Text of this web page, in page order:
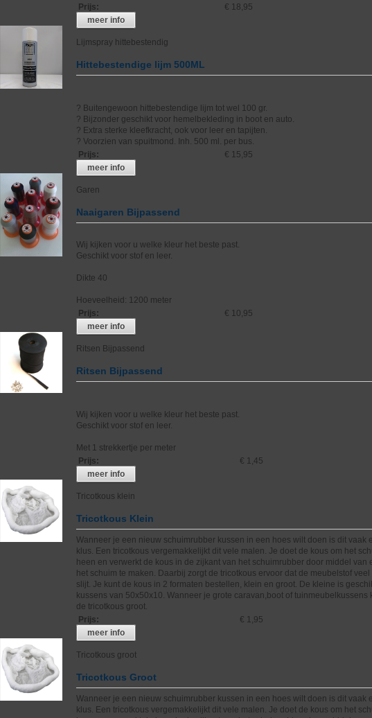
Prijs:
€ 18,95
meer info
Lijmspray hittebestendig
Hittebestendige lijm 500ML
? Buitengewoon hittebestendige lijm tot wel 100 gr.
? Bijzonder geschikt voor hemelbekleding in boot en auto.
? Extra sterke kleefkracht, ook voor leer en tapijten.
? Voorzien van spuitmond. Inh. 500 ml. per bus.
Prijs:
€ 15,95
meer info
Garen
Naaigaren Bijpassend
Wij kijken voor u welke kleur het beste past.
Geschikt voor stof en leer.
Dikte 40
Hoeveelheid: 1200 meter
Prijs:
€ 10,95
meer info
Ritsen Bijpassend
Ritsen Bijpassend
Wij kijken voor u welke kleur het beste past.
Geschikt voor stof en leer.
Met 1 strekkertje per meter
Prijs:
€ 1,45
meer info
Tricotkous klein
Tricotkous Klein
Wanneer je een nieuw schuimrubber kussen in een hoes wilt doen is dit vaak
klus. Een tricotkous vergemakkelijkt dit vele malen. Je doet de kous om het
heen en verwerkt de kous in de zijkant van het schuimrubber door middel van
het schuim te maken. Daarbij zorgt de tricotkous ervoor dat de meubelstof veel
slijt. Je kunt de kous in 2 formaten bestellen, klein en groot. De kleine is
kussens van 50x50x10. Wanneer je grote caravan,boot of tuinmeubelkussens
de tricotkous groot.
Prijs:
€ 1,95
meer info
Tricotkous groot
Tricotkous Groot
Wanneer je een nieuw schuimrubber kussen in een hoes wilt doen is dit vaak
klus. Een tricotkous vergemakkelijkt dit vele malen. Je doet de kous om het